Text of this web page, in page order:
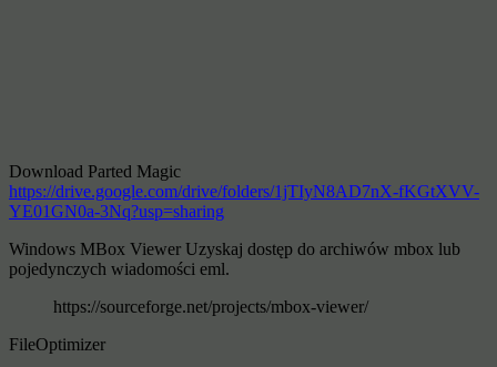
Download Parted Magic
https://drive.google.com/drive/folders/1jTIyN8AD7nX-fKGtXVV-
YE01GN0a-3Nq?usp=sharing
Windows MBox Viewer Uzyskaj dostęp do archiwów mbox lub
pojedynczych wiadomości eml.
https://sourceforge.net/projects/mbox-viewer/
FileOptimizer